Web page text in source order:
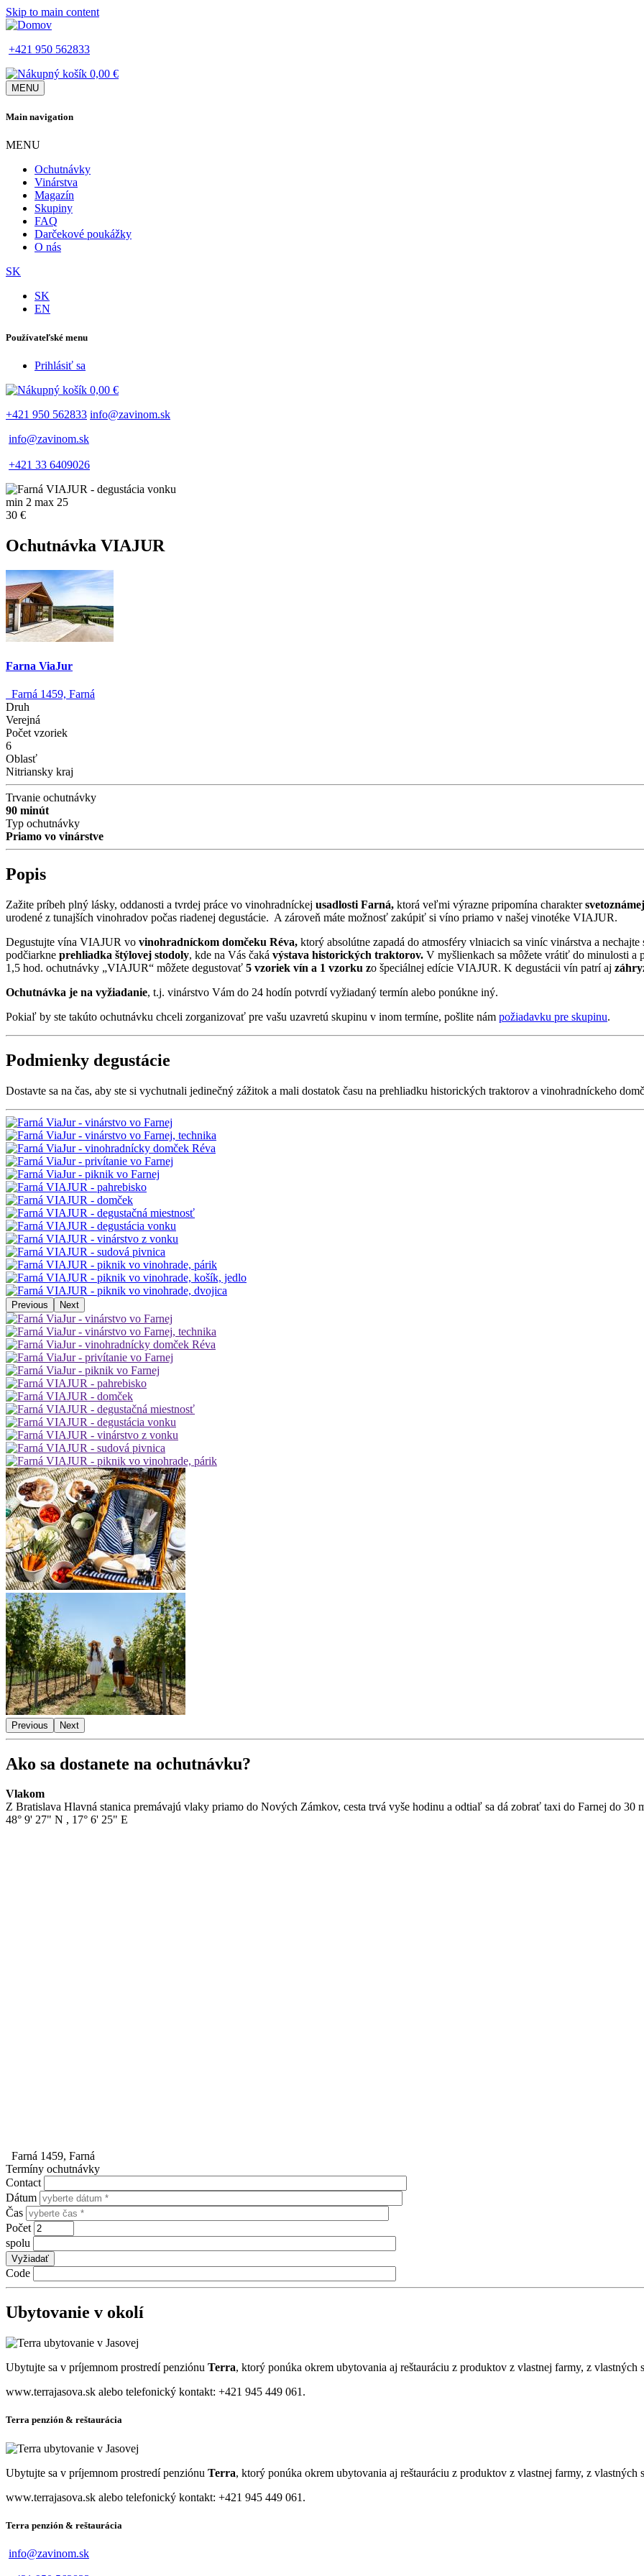
Skip to main content
+421 950 562833
0,00 €
MENU
Main navigation
MENU
Ochutnávky
Vinárstva
Magazín
Skupiny
FAQ
Darčekové poukážky
O nás
SK
SK
EN
Používateľské menu
Prihlásiť sa
0,00 €
+421 950 562833 info@zavinom.sk
info@zavinom.sk
+421 33 6409026
min 2 max 25
30 €
Ochutnávka VIAJUR
Farna ViaJur
Farná 1459, Farná
Druh
Verejná
Počet vzoriek
6
Oblasť
Nitriansky kraj
Trvanie ochutnávky
90 minút
Typ ochutnávky
Priamo vo vinárstve
Popis
Zažite príbeh plný lásky, oddanosti a tvrdej práce vo vinohradníckej usadlosti Farná, ktorá veľmi výrazne pripomína charakter
urodené z tunajších vinohradov počas riadenej degustácie. A zároveň máte možnosť zakúpiť si víno priamo v našej vinotéke VIAJUR.
Degustujte vína VIAJUR vo vinohradníckom domčeku Réva, ktorý absolútne zapadá do atmosféry vlniacich sa viníc vinárstva a
podčiarkne prehliadka štýlovej stodoly, kde na Vás čaká výstava historických traktorov. V myšlienkach sa môžete vrátiť do minulosti a
1,5 hod. ochutnávky „VIAJUR“ môžete degustovať 5 vzoriek vín a 1 vzorku zo špeciálnej edície VIAJUR. K degustácii vín patrí aj
Ochutnávka je na vyžiadanie, t.j. vinárstvo Vám do 24 hodín potvrdí vyžiadaný termín alebo ponúkne iný.
Pokiaľ by ste takúto ochutnávku chceli zorganizovať pre vašu uzavretú skupinu v inom termíne, pošlite nám požiadavku pre skupinu.
Podmienky degustácie
Dostavte sa na čas, aby ste si vychutnali jedinečný zážitok a mali dostatok času na prehliadku historických traktorov a vinohradníckeho
Previous Next
Previous Next
Ako sa dostanete na ochutnávku?
Vlakom
Z Bratislava Hlavná stanica premávajú vlaky priamo do Nových Zámkov, cesta trvá vyše hodinu a odtiaľ sa dá zobrať taxi do Farnej do 30
48° 9' 27" N , 17° 6' 25" E
Farná 1459, Farná
Termíny ochutnávky
Contact
Dátum
Čas
Počet
spolu
Code
Ubytovanie v okolí
Ubytujte sa v príjemnom prostredí penziónu Terra, ktorý ponúka okrem ubytovania aj reštauráciu z produktov z vlastnej farmy, z vlastných
www.terrajasova.sk alebo telefonický kontakt: +421 945 449 061.
Terra penzión & reštaurácia
Ubytujte sa v príjemnom prostredí penziónu Terra, ktorý ponúka okrem ubytovania aj reštauráciu z produktov z vlastnej farmy, z vlastných
www.terrajasova.sk alebo telefonický kontakt: +421 945 449 061.
Terra penzión & reštaurácia
info@zavinom.sk